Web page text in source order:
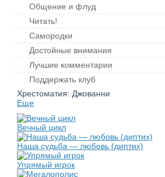
Общение и флуд
Читать!
Самородки
Достойные внимания
Лучшие комментарии
Поддержать клуб
Хрестоматия: Джованни
Еще
Вечный цикл
Наша судьба — любовь (диптих)
Упрямый игрок